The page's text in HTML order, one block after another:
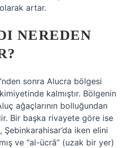
artar.
NEREDEN
sonra Alucra bölgesi
kalmıştır. Bölgenin
ağaçlarının bolluğundan
Bir başka rivayete göre ise
iken elini
ve “al-ücrâ” (uzak bir yer)